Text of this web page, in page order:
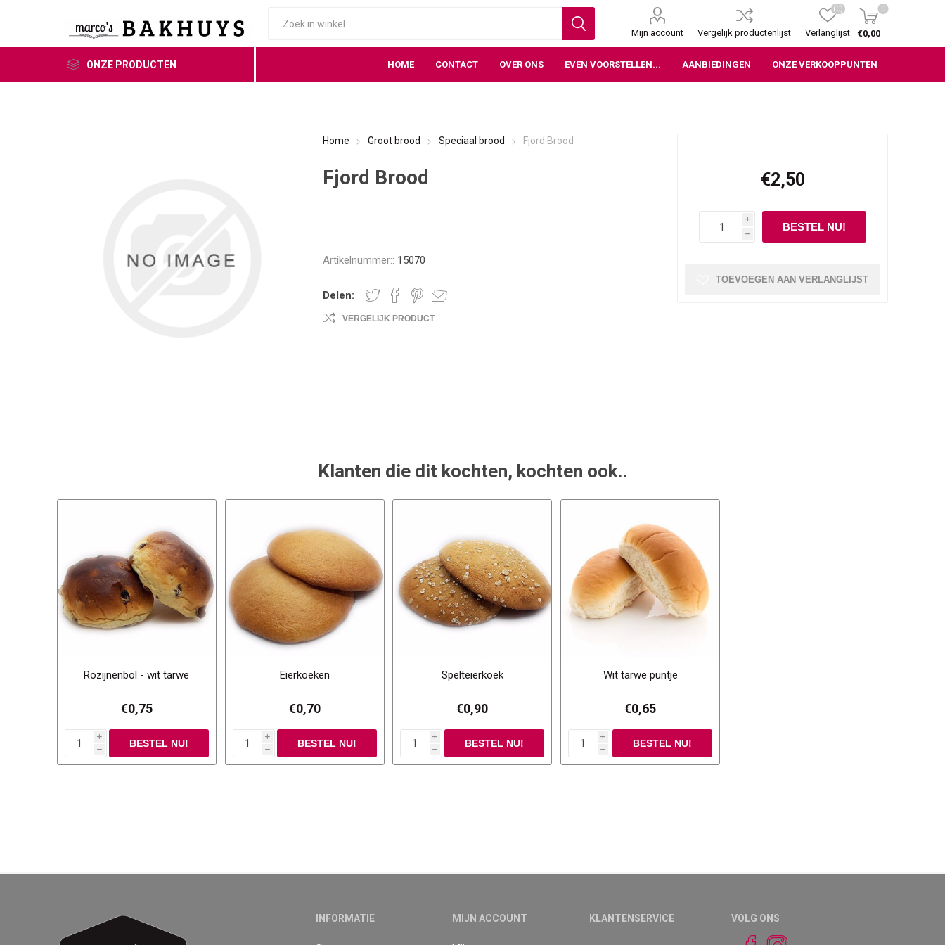
Mijn account Vergelijk productenlijst Verlanglijst
(0) 0
€0,00
ONZE PRODUCTEN HOME CONTACT OVER ONS EVEN VOORSTELLEN... AANBIEDINGEN ONZE VERKOOPPUNTEN
Home Groot brood Speciaal brood Fjord Brood
Fjord Brood
VERGELIJK PRODUCT
Artikelnummer:: 15070
Delen:
€2,50
i
h
TOEVOEGEN AAN VERLANGLIJST
Klanten die dit kochten, kochten ook..
Rozijnenbol - wit tarwe
€0,75
i
h
Eierkoeken
€0,70
i
h
Spelteierkoek
€0,90
i
h
Wit tarwe puntje
€0,65
i
h
INFORMATIE MIJN ACCOUNT KLANTENSERVICE VOLG ONS